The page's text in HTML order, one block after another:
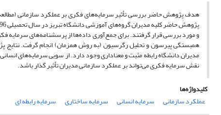
هدف پژوهش حاضر بررسی تأثیر سرمایه‌های فکری بر عملکرد سازمانی
و مورد بررسی قرار گرفتند. برای جمع‌آوری داده‌ها از پرسشنامه‌های
همبستگی پیرسون و تحلیل رگرسیون (به روش همزمان) انجام گرفت. نتایج
مدیران دانشگاه رابطه مثبت و معناداری وجود دارد. از سویی سرمایه‌های
نقش سرمایه فکری می‌تواند بر عملکرد سازمانی مدیران تأثیر گذار باشد.
کلیدواژه‌ها
عملکرد سازمانی
سرمایه انسانی سرمایه ساختاری سرمایه رابطه ای